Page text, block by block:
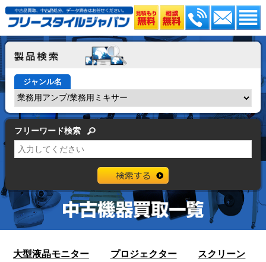
ジャンル名
フリーワード検索
大型液晶モニター プロジェクター
スクリーン